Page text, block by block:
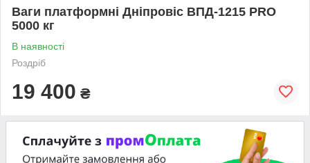
Ваги платформні Дніпровіс ВПД-1215 PRO
5000 кг
В наявності
Роздріб
19 400 ₴